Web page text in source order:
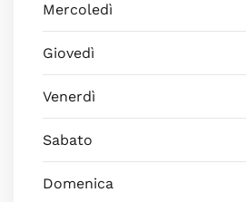
Mercoledì
Giovedì
Venerdì
Sabato
Domenica